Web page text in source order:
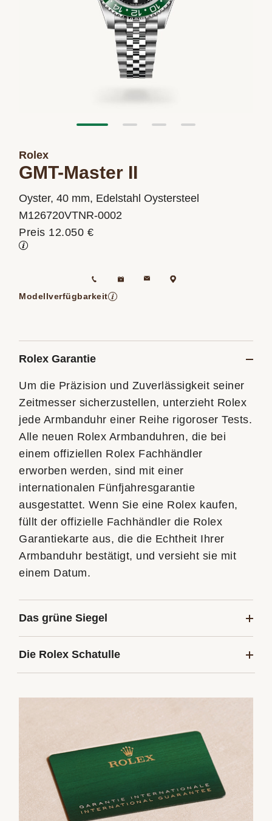
Rolex
GMT-Master II
Oyster, 40 mm, Edelstahl Oystersteel
M126720VTNR-0002
Preis 12.050 €
+49 (0) 40 60 77 95 80
Termin vereinbaren
Nachricht senden
Modellverfügbarkeit
Rolex Garantie
Um die Präzision und Zuverlässigkeit seiner
Zeitmesser sicherzustellen, unterzieht Rolex
jede Armbanduhr einer Reihe rigoroser Tests.
Alle neuen Rolex Armbanduhren, die bei
einem offiziellen Rolex Fachhändler
erworben werden, sind mit einer
internationalen Fünfjahresgarantie
ausgestattet. Wenn Sie eine Rolex kaufen,
füllt der offizielle Fachhändler die Rolex
Garantiekarte aus, die die Echtheit Ihrer
Armbanduhr bestätigt, und versieht sie mit
einem Datum.
Das grüne Siegel
Die Rolex Schatulle